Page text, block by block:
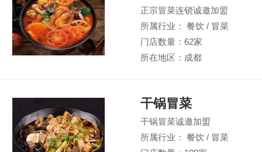
正宗冒菜连锁诚邀加盟
所属行业： 餐饮 / 冒菜
门店数量：62家
所在地区：成都
干锅冒菜
干锅冒菜诚邀加盟
所属行业： 餐饮 / 冒菜